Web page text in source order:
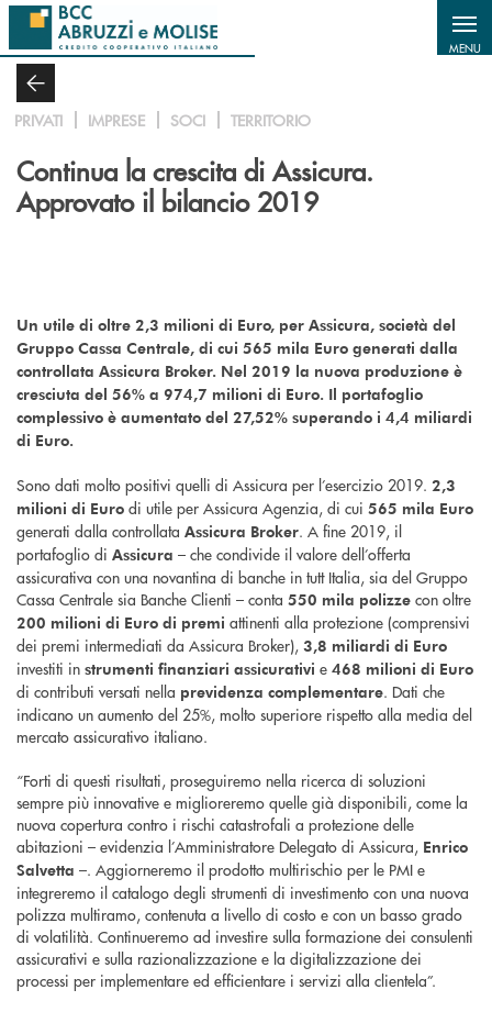
Salta al contenuto principale
MENU
PRIVATI IMPRESE SOCI TERRITORIO
Continua la crescita di Assicura.
Approvato il bilancio 2019
Un utile di oltre 2,3 milioni di Euro, per Assicura, società del
Gruppo Cassa Centrale, di cui 565 mila Euro generati dalla
controllata Assicura Broker. Nel 2019 la nuova produzione è
cresciuta del 56% a 974,7 milioni di Euro. Il portafoglio
complessivo è aumentato del 27,52% superando i 4,4 miliardi
di Euro.
Sono dati molto positivi quelli di Assicura per l’esercizio 2019. 2,3
milioni di Euro di utile per Assicura Agenzia, di cui 565 mila Euro
generati dalla controllata Assicura Broker. A fine 2019, il
portafoglio di Assicura – che condivide il valore dell’offerta
assicurativa con una novantina di banche in tutt Italia, sia del Gruppo
Cassa Centrale sia Banche Clienti – conta 550 mila polizze con oltre
200 milioni di Euro di premi attinenti alla protezione (comprensivi
dei premi intermediati da Assicura Broker), 3,8 miliardi di Euro
investiti in strumenti finanziari assicurativi e 468 milioni di Euro
di contributi versati nella previdenza complementare. Dati che
indicano un aumento del 25%, molto superiore rispetto alla media del
mercato assicurativo italiano.
“Forti di questi risultati, proseguiremo nella ricerca di soluzioni
sempre più innovative e miglioreremo quelle già disponibili, come la
nuova copertura contro i rischi catastrofali a protezione delle
abitazioni – evidenzia l’Amministratore Delegato di Assicura, Enrico
Salvetta –. Aggiorneremo il prodotto multirischio per le PMI e
integreremo il catalogo degli strumenti di investimento con una nuova
polizza multiramo, contenuta a livello di costo e con un basso grado
di volatilità. Continueremo ad investire sulla formazione dei consulenti
assicurativi e sulla razionalizzazione e la digitalizzazione dei
processi per implementare ed efficientare i servizi alla clientela”.